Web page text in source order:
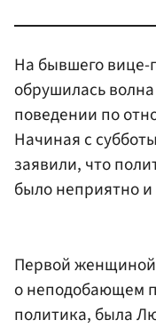
На бывшего
обрушилась
поведении по
Начиная с
заявили, что
было неприятно
Первой
о неподобающем
политика, была